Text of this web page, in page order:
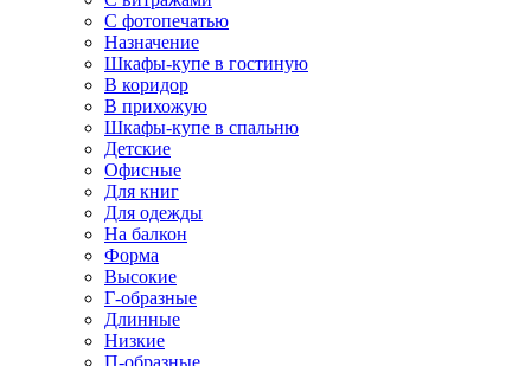
С фотопечатью
Назначение
Шкафы-купе в гостиную
В коридор
В прихожую
Шкафы-купе в спальню
Детские
Офисные
Для книг
Для одежды
На балкон
Форма
Высокие
Г-образные
Длинные
Низкие
П-образные